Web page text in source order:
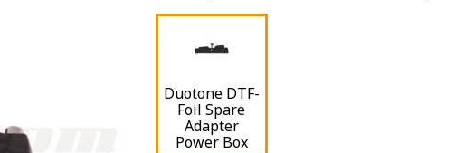
Duotone DTF-
Foil Spare
Adapter
Power Box